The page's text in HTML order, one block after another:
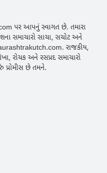
પર આપનું સ્વાગત છે. તમારા
સમાચારો સાચા, સચોટ અને
રાજકીય,
રોચક અને રસપ્રદ સમાચારો
છે તમને.